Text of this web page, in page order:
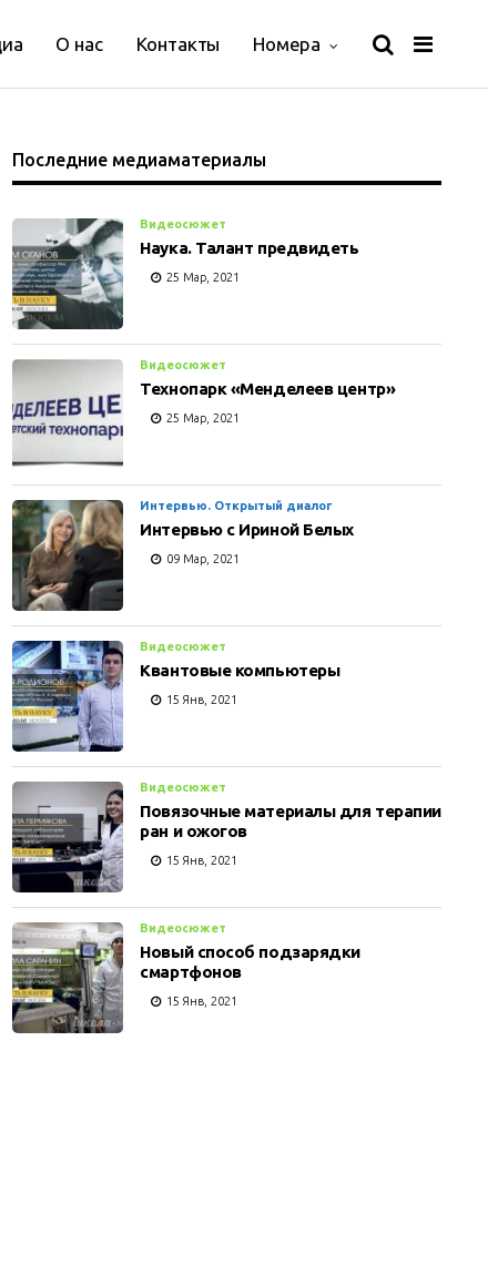
О нас Контакты Номера
Последние медиаматериалы
Видеосюжет
Наука. Талант предвидеть
25 Мар, 2021
Видеосюжет
Технопарк «Менделеев центр»
25 Мар, 2021
Интервью. Открытый диалог
Интервью с Ириной Белых
09 Мар, 2021
Видеосюжет
Квантовые компьютеры
15 Янв, 2021
Видеосюжет
Повязочные материалы для терапии
ран и ожогов
15 Янв, 2021
Видеосюжет
Новый способ подзарядки
смартфонов
15 Янв, 2021